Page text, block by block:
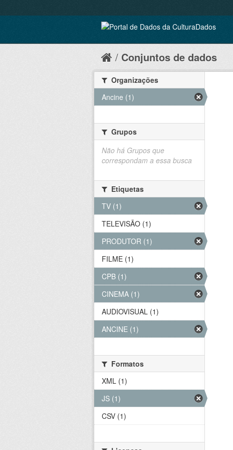
Conjuntos de dados
Organizações
Ancine (1)
Grupos
Não há Grupos que
correspondam a essa busca
Etiquetas
TV (1)
TELEVISÃO (1)
PRODUTOR (1)
FILME (1)
CPB (1)
CINEMA (1)
AUDIOVISUAL (1)
ANCINE (1)
Formatos
XML (1)
JS (1)
CSV (1)